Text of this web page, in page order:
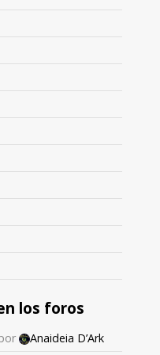
los foros
Anaideia D’Ark